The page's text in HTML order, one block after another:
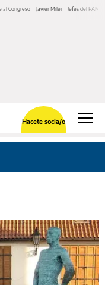
al Congreso Javier Milei Jefes del PAMI
Hacete socia/o